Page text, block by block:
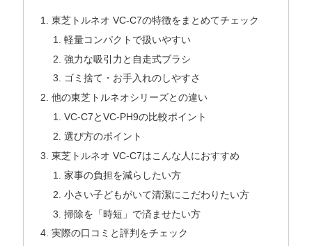
東芝トルネオ VC-C7の特徴をまとめてチェック
軽量コンパクトで扱いやすい
強力な吸引力と自走式ブラシ
ゴミ捨て・お手入れのしやすさ
他の東芝トルネオシリーズとの違い
VC-C7とVC-PH9の比較ポイント
選び方のポイント
東芝トルネオ VC-C7はこんな人におすすめ
家事の負担を減らしたい方
小さい子どもがいて清潔にこだわりたい方
掃除を「時短」で済ませたい方
実際の口コミと評判をチェック